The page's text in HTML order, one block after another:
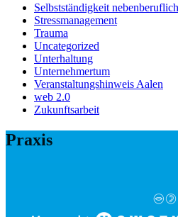
Selbstständigkeit nebenberuflich
Stressmanagement
Trauma
Uncategorized
Unterhaltung
Unternehmertum
Veranstaltungshinweis Aalen
web 2.0
Zukunftsarbeit
Praxis